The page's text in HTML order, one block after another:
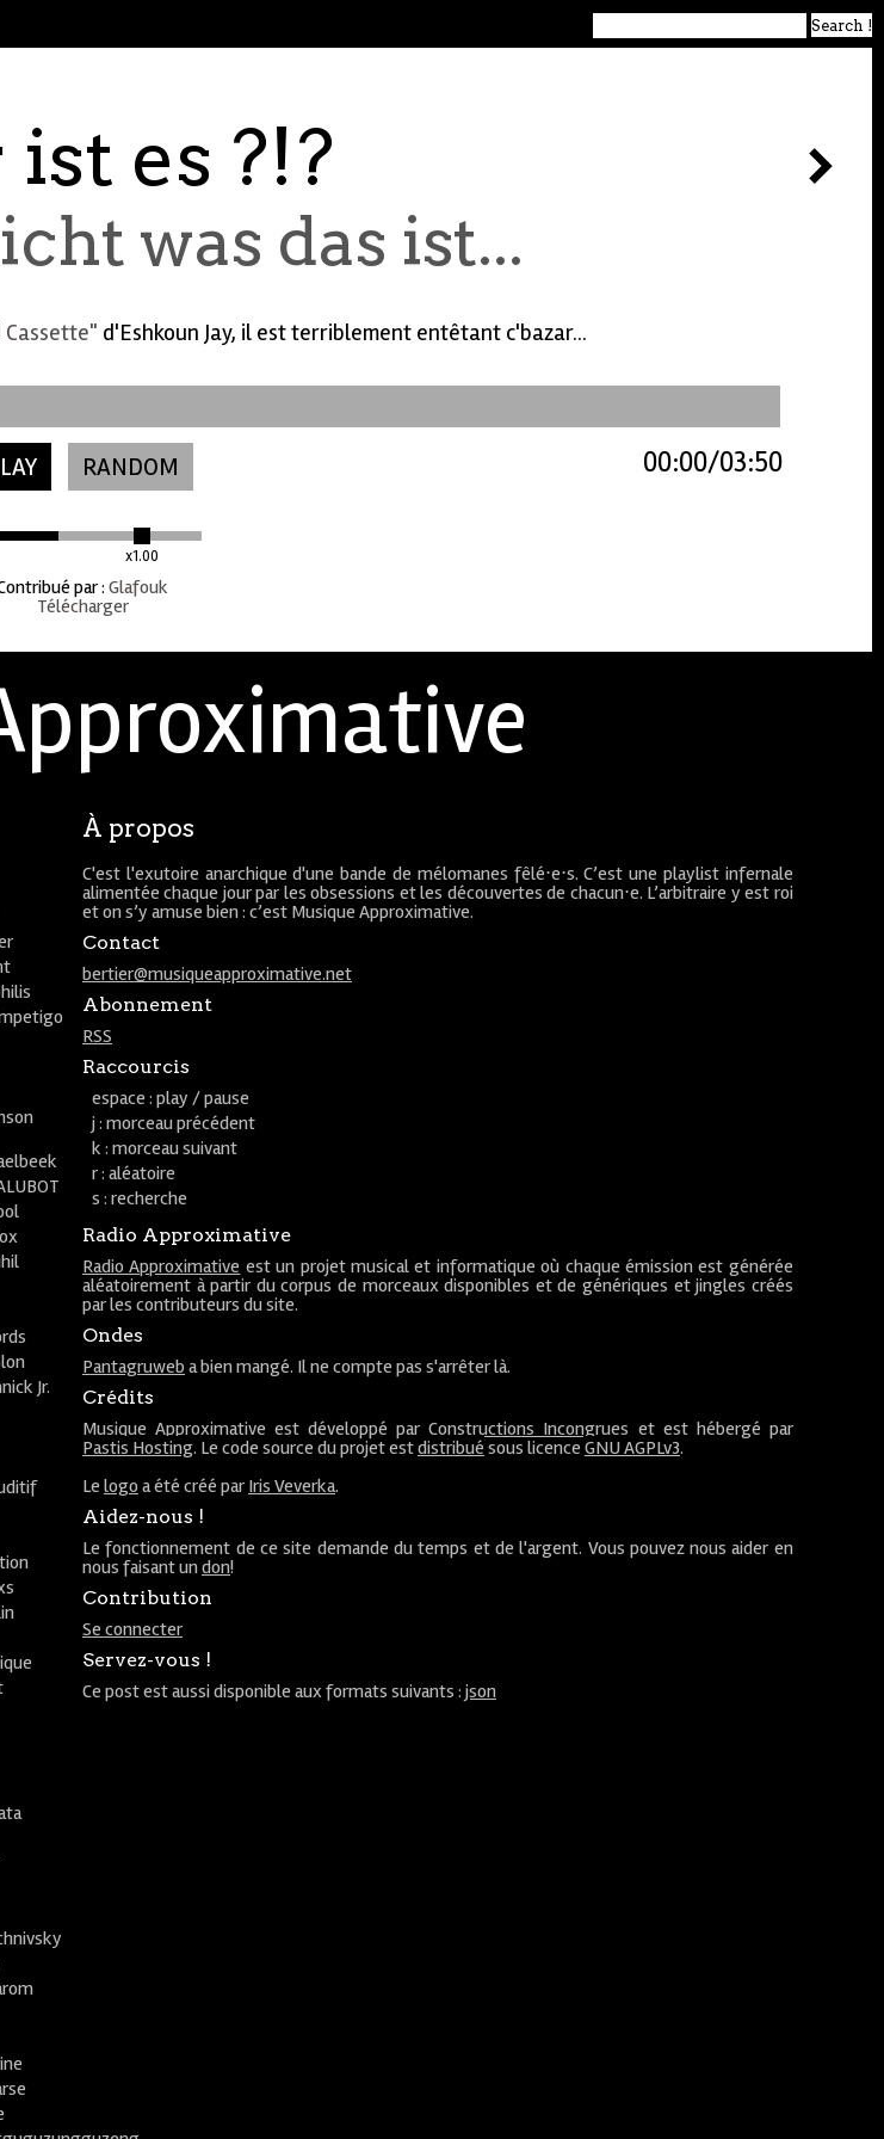
es ?!?
was das ist...
Cassette" d'Eshkoun Jay, il est terriblement entêtant c'bazar...
RANDOM
x1.00
03:50
00:00
par: Glafouk
Télécharger
À propos
C'est l'exutoire anarchique d'une bande de mélomanes fêlé⋅e⋅s. C’est une playlist infernale
alimentée chaque jour par les obsessions et les découvertes de chacun⋅e. L’arbitraire y est roi
et on s’y amuse bien : c’est Musique Approximative.
Contact
bertier@musiqueapproximative.net
Abonnement
RSS
Raccourcis
espace : play / pause
j : morceau précédent
k : morceau suivant
r : aléatoire
s : recherche
Radio Approximative
Radio Approximative est un projet musical et informatique où chaque émission est générée
aléatoirement à partir du corpus de morceaux disponibles et de génériques et jingles créés
par les contributeurs du site.
Ondes
Pantagruweb a bien mangé. Il ne compte pas s'arrêter là.
Crédits
Musique Approximative est développé parConstructions Incongrues et est hébergé par
Pastis Hosting. Le code source du projet estdistribué sous licence GNU AGPLv3.
Le logo a été créé par Iris Veverka.
Aidez-nous !
Le fonctionnement de ce site demande du temps et de l'argent. Vous pouvez nous aider en
nous faisant undon!
Contribution
Se connecter
Servez-vous !
Ce post est aussi disponible aux formats suivants : json
Jr.